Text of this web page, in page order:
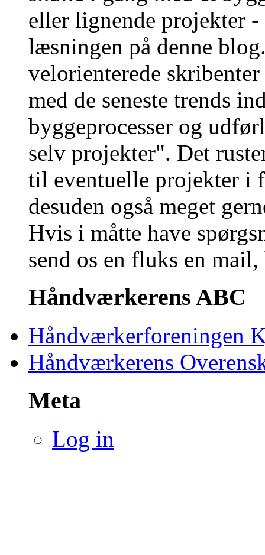
eller lignende projekter
læsningen på denne
velorienterede
med de seneste trends
byggeprocesser og
selv projekter". Det
til eventuelle projekter i
desuden også meget
Hvis i måtte have
send os en fluks en
Håndværkerens ABC
Håndværkerforeningen
Håndværkerens
Meta
Log in